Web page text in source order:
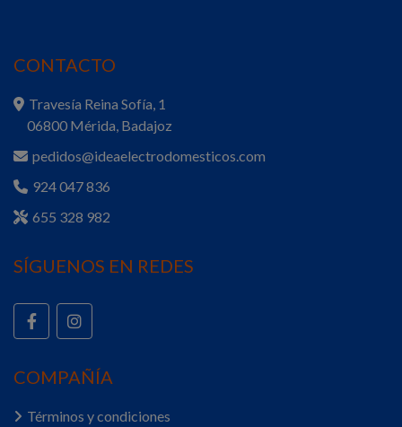
CONTACTO
Travesía Reina Sofía, 1
06800 Mérida, Badajoz
pedidos@ideaelectrodomesticos.com
924 047 836
655 328 982
SÍGUENOS EN REDES
COMPAÑÍA
Términos y condiciones